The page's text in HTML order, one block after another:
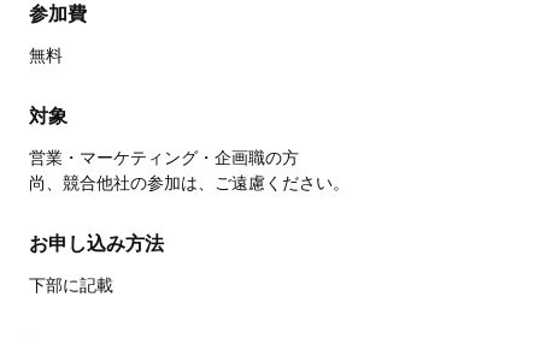
参加費
無料
対象
営業・マーケティング・企画職の方
尚、競合他社の参加は、ご遠慮ください。
お申し込み方法
下部に記載